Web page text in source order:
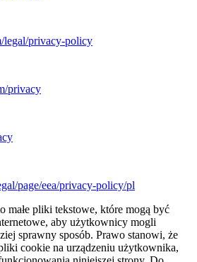
legal/privacy-policy
privacy
page/eea/privacy-policy/pl
małe pliki tekstowe, które mogą być
aby użytkownicy mogli
sprawny sposób. Prawo stanowi, że
cookie na urządzeniu użytkownika,